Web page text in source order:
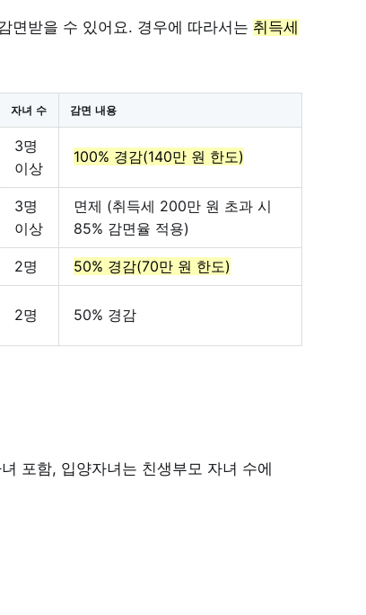
면받을 수 있어요. 경우에 따라서는 취득세
자녀 수 감면 내용
3명
이상
100% 경감(140만 원 한도)
3명
이상
면제 (취득세 200만 원 초과 시
85% 감면율 적용)
2명 50% 경감(70만 원 한도)
2명 50% 경감
포함, 입양자녀는 친생부모 자녀 수에